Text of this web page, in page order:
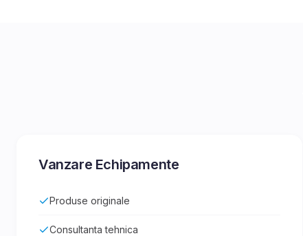
Vanzare Echipamente
Produse originale
Consultanta tehnica